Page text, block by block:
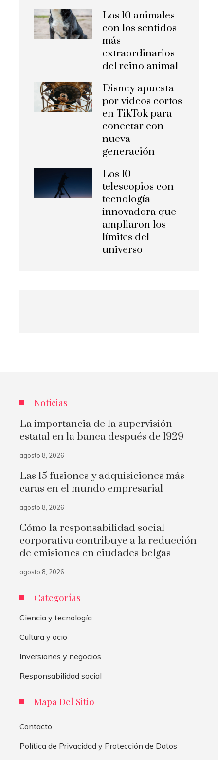
Los 10 animales
con los sentidos
más
extraordinarios
del reino animal
Disney apuesta
por videos cortos
en TikTok para
conectar con
nueva
generación
Los 10
telescopios con
tecnología
innovadora que
ampliaron los
límites del
universo
Noticias
La importancia de la supervisión
estatal en la banca después de 1929
agosto 8, 2026
Las 15 fusiones y adquisiciones más
caras en el mundo empresarial
agosto 8, 2026
Cómo la responsabilidad social
corporativa contribuye a la reducción
de emisiones en ciudades belgas
agosto 8, 2026
Categorías
Ciencia y tecnología
Cultura y ocio
Inversiones y negocios
Responsabilidad social
Mapa Del Sitio
Contacto
Política de Privacidad y Protección de Datos